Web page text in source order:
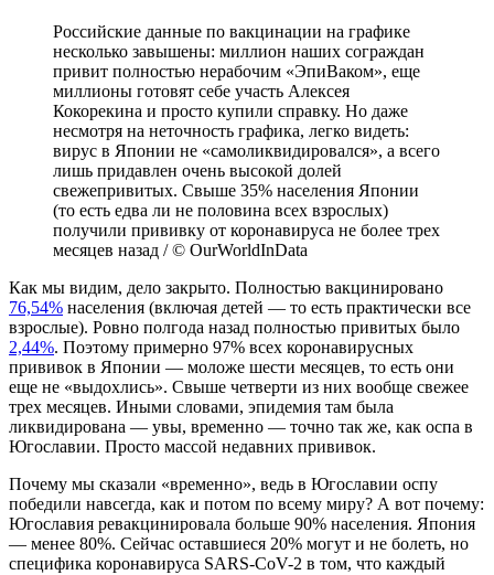
Российские данные по вакцинации на графике
несколько завышены: миллион наших сограждан
привит полностью нерабочим «ЭпиВаком», еще
миллионы готовят себе участь Алексея
Кокорекина и просто купили справку. Но даже
несмотря на неточность графика, легко видеть:
вирус в Японии не «самоликвидировался», а всего
лишь придавлен очень высокой долей
свежепривитых. Свыше 35% населения Японии
(то есть едва ли не половина всех взрослых)
получили прививку от коронавируса не более трех
месяцев назад / © OurWorldInData
Как мы видим, дело закрыто. Полностью вакцинировано
76,54% населения (включая детей — то есть практически все
взрослые). Ровно полгода назад полностью привитых было
2,44%. Поэтому примерно 97% всех коронавирусных
прививок в Японии — моложе шести месяцев, то есть они
еще не «выдохлись». Свыше четверти из них вообще свежее
трех месяцев. Иными словами, эпидемия там была
ликвидирована — увы, временно — точно так же, как оспа в
Югославии. Просто массой недавних прививок.
Почему мы сказали «временно», ведь в Югославии оспу
победили навсегда, как и потом по всему миру? А вот почему:
Югославия ревакцинировала больше 90% населения. Япония
— менее 80%. Сейчас оставшиеся 20% могут и не болеть, но
специфика коронавируса SARS-CoV-2 в том, что каждый